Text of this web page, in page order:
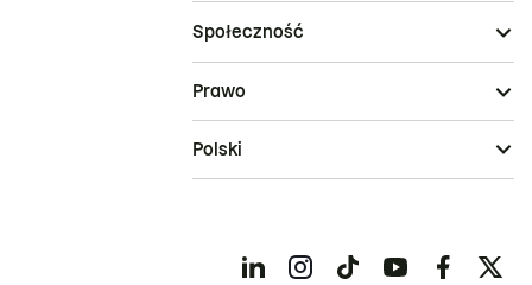
Społeczność
Prawo
Polski